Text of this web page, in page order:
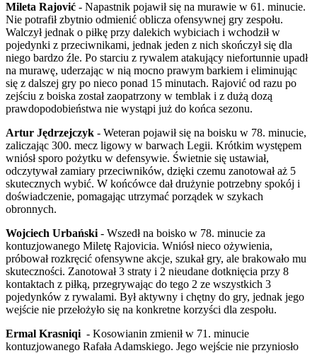
Mileta Rajović - Napastnik pojawił się na murawie w 61. minucie.
Nie potrafił zbytnio odmienić oblicza ofensywnej gry zespołu.
Walczył jednak o piłkę przy dalekich wybiciach i wchodził w
pojedynki z przeciwnikami, jednak jeden z nich skończył się dla
niego bardzo źle. Po starciu z rywalem atakujący niefortunnie upadł
na murawę, uderzając w nią mocno prawym barkiem i eliminując
się z dalszej gry po nieco ponad 15 minutach. Rajović od razu po
zejściu z boiska został zaopatrzony w temblak i z dużą dozą
prawdopodobieństwa nie wystąpi już do końca sezonu.
Artur Jędrzejczyk - Weteran pojawił się na boisku w 78. minucie,
zaliczając 300. mecz ligowy w barwach Legii. Krótkim występem
wniósł sporo pożytku w defensywie. Świetnie się ustawiał,
odczytywał zamiary przeciwników, dzięki czemu zanotował aż 5
skutecznych wybić. W końcówce dał drużynie potrzebny spokój i
doświadczenie, pomagając utrzymać porządek w szykach
obronnych.
Wojciech Urbański - Wszedł na boisko w 78. minucie za
kontuzjowanego Miletę Rajovicia. Wniósł nieco ożywienia,
próbował rozkręcić ofensywne akcje, szukał gry, ale brakowało mu
skuteczności. Zanotował 3 straty i 2 nieudane dotknięcia przy 8
kontaktach z piłką, przegrywając do tego 2 ze wszystkich 3
pojedynków z rywalami. Był aktywny i chętny do gry, jednak jego
wejście nie przełożyło się na konkretne korzyści dla zespołu.
Ermal Krasniqi - Kosowianin zmienił w 71. minucie
kontuzjowanego Rafała Adamskiego. Jego wejście nie przyniosło